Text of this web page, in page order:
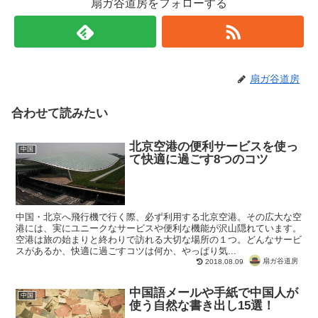
扇ガ谷道房をフォローする
扇ガ谷道房
合わせて読みたい
中国
北京空港の便利サービスを使っ
て快適に過ごす8つのコツ
中国・北京へ飛行機で行く際、必ず利用する北京空港。その広大な空
港には、実にユニークなサービスや便利な機能が沢山隠れています。
空港は旅の始まりと終わりで訪れる大切な場所の１つ。どんなサービ
スがあるか、快適に過ごすコツは何か、やっぱり気...
2018.08.09 扇ガ谷道房
中国
中国語メールや手紙で中国人が
使う自然な書き出し15選！